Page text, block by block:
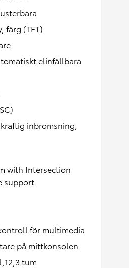
färg (TFT)
elinfällbara
inbromsning,
with Intersection
support
för multimedia
på mittkonsolen
tum